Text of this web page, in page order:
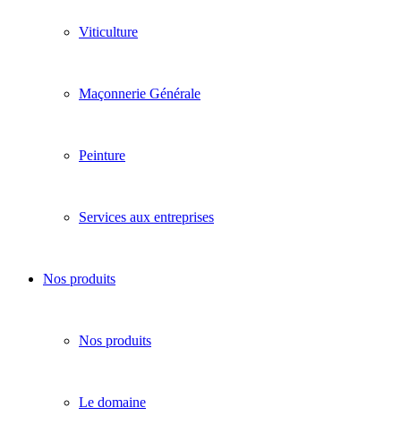
Viticulture
Maçonnerie Générale
Peinture
Services aux entreprises
Nos produits
Nos produits
Le domaine